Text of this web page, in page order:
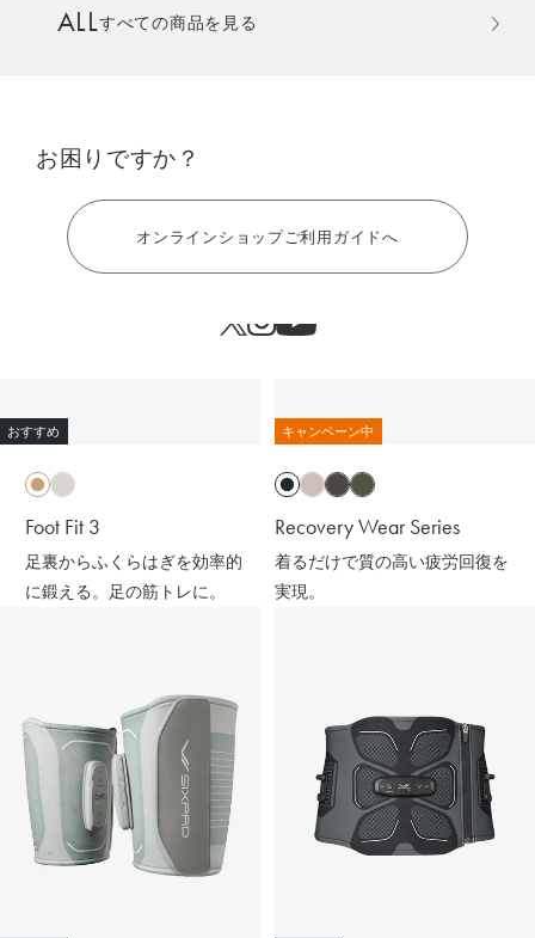
MULTI EMS
ALLすべての商品を見る
お困りですか？
オンラインショップご利用ガイドへ
手軽に、パワフルに、進化。
に鍛える。
おすすめ
Foot Fit 3
足裏からふくらはぎを効率的
に鍛える。足の筋トレに。
キャンペーン中
Recovery Wear Series
着るだけで質の高い疲労回復を
実現。